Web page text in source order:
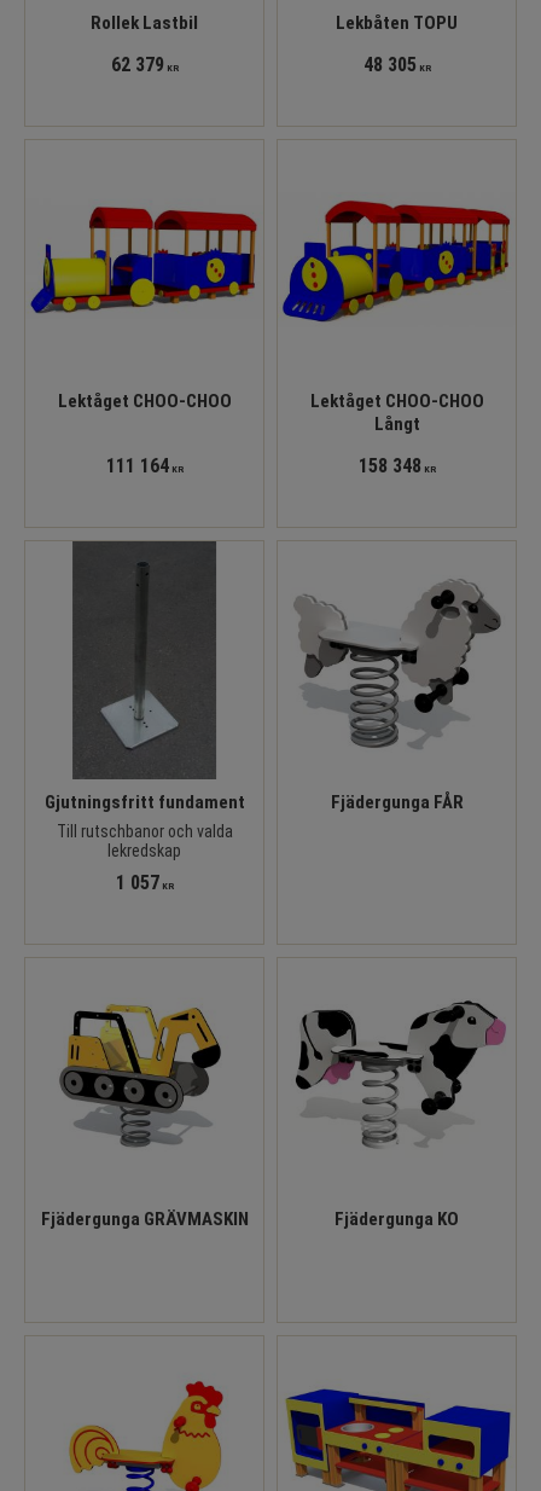
Rollek Lastbil
62 379 KR
Lekbåten TOPU
48 305 KR
Lektåget CHOO-CHOO
111 164KR
Lektåget CHOO-CHOO
Långt
158 348 KR
Gjutningsfritt fundament
Till rutschbanor och valda
lekredskap
1 057 KR
Fjädergunga FÅR
Fjädergunga GRÄVMASKIN Fjädergunga KO